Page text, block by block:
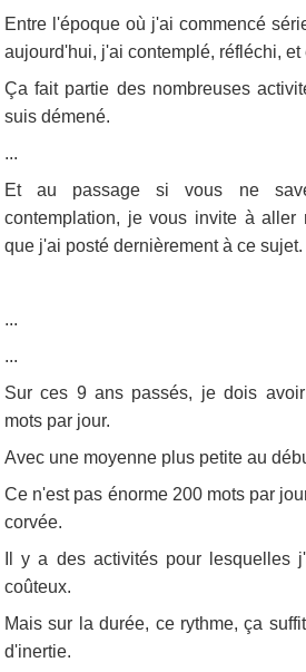
Entre l'époque où j'ai commencé
aujourd'hui, j'ai contemplé, réfléchi, et
Ça fait partie des nombreuses
suis démené.
...
Et au passage si vous ne
contemplation, je vous invite à aller
que j'ai posté dernièrement à ce sujet.
...
...
Sur ces 9 ans passés, je dois
mots par jour.
Avec une moyenne plus petite au
Ce n'est pas énorme 200 mots par
corvée.
Il y a des activités pour lesquelles
coûteux.
Mais sur la durée, ce rythme, ça
d'inertie.